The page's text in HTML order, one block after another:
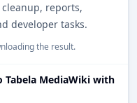
reports,
developer tasks.
the result.
Tabela MediaWiki with